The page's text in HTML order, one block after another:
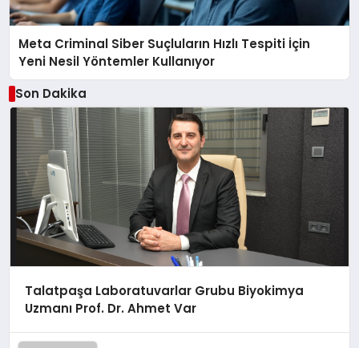
Meta Criminal Siber Suçluların Hızlı Tespiti İçin
Yeni Nesil Yöntemler Kullanıyor
Son Dakika
Talatpaşa Laboratuvarlar Grubu Biyokimya
Uzmanı Prof. Dr. Ahmet Var